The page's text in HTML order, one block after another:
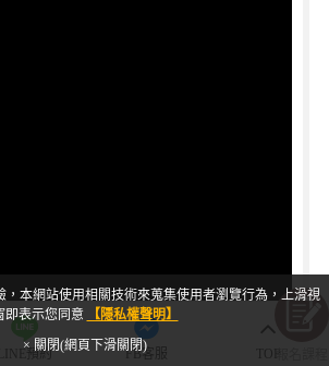
，本網站使用相關技術來蒐集使用者瀏覽行為，上滑視
即表示您同意
【隱私權聲明】
× 關閉(網頁下滑關閉)
LINE預約 FB客服 TOP